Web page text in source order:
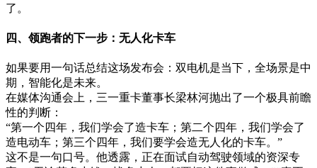
了。
四、领跑者的下一步：无人化卡车
如果要用一句话总结这场发布会：双电机是当下，全场景是中
期，智能化是未来。
在媒体沟通会上，三一重卡董事长梁林河抛出了一个极具前瞻
性的判断：
“第一个四年，我们学会了造卡车；第二个四年，我们学会了
造电动车；第三个四年，我们要学会造无人化的卡车。”
这不是一句口号。他透露，正在面试自动驾驶领域的资深专